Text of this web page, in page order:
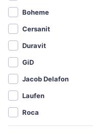
Boheme
Cersanit
Duravit
GiD
Jacob Delafon
Laufen
Roca